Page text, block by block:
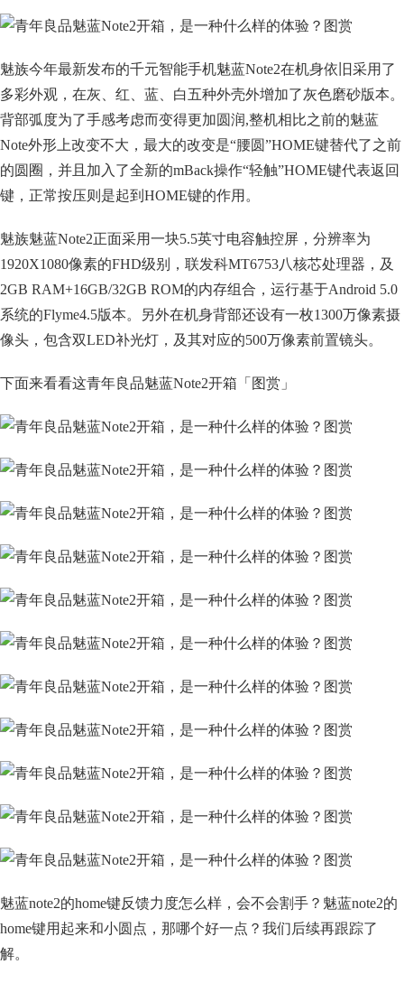
魅族今年最新发布的千元智能手机魅蓝Note2在机身依旧采用了
多彩外观，在灰、红、蓝、白五种外壳外增加了灰色磨砂版本。
背部弧度为了手感考虑而变得更加圆润,整机相比之前的魅蓝
Note外形上改变不大，最大的改变是“腰圆”HOME键替代了之前
的圆圈，并且加入了全新的mBack操作“轻触”HOME键代表返回
键，正常按压则是起到HOME键的作用。
魅族魅蓝Note2正面采用一块5.5英寸电容触控屏，分辨率为
1920X1080像素的FHD级别，联发科MT6753八核芯处理器，及
2GB RAM+16GB/32GB ROM的内存组合，运行基于Android 5.0
系统的Flyme4.5版本。另外在机身背部还设有一枚1300万像素摄
像头，包含双LED补光灯，及其对应的500万像素前置镜头。
下面来看看这青年良品魅蓝Note2开箱「图赏」
魅蓝note2的home键反馈力度怎么样，会不会割手？魅蓝note2的
home键用起来和小圆点，那哪个好一点？我们后续再跟踪了
解。